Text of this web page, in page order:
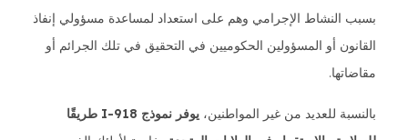
بسبب النشاط الإجرامي وهم على استعداد لمساعدة مسؤولي إنفاذ
القانون أو المسؤولين الحكوميين في التحقيق في تلك الجرائم أو
مقاضاتها.
بالنسبة للعديد من غير المواطنين،
يوفر نموذج I-918 طريقًا